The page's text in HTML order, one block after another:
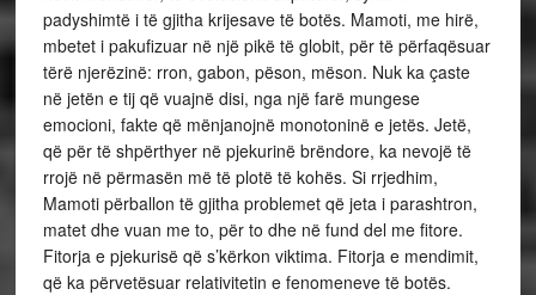
padyshimtë i të gjitha krijesave të botës. Mamoti, me hirë,
mbetet i pakufizuar në një pikë të globit, për të përfaqësuar
tërë njerëzinë: rron, gabon, pëson, mëson. Nuk ka çaste
në jetën e tij që vuajnë disi, nga një farë mungese
emocioni, fakte që mënjanojnë monotoninë e jetës. Jetë,
që për të shpërthyer në pjekurinë brëndore, ka nevojë të
rrojë në përmasën më të plotë të kohës. Si rrjedhim,
Mamoti përballon të gjitha problemet që jeta i parashtron,
matet dhe vuan me to, për to dhe në fund del me fitore.
Fitorja e pjekurisë që s’kërkon viktima. Fitorja e mendimit,
që ka përvetësuar relativitetin e fenomeneve të botës.